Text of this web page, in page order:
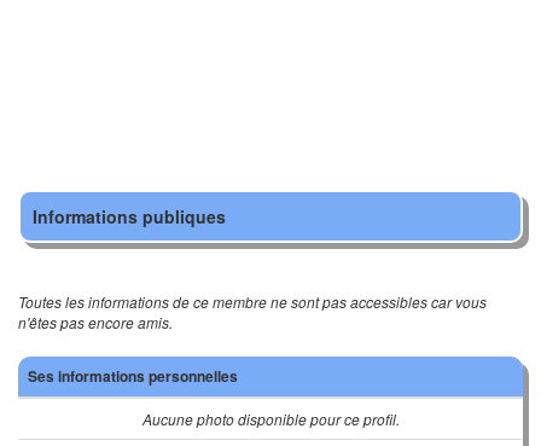
Informations publiques
Toutes les informations de ce membre ne sont pas accessibles car vous
n'êtes pas encore amis.
Ses informations personnelles
Aucune photo disponible pour ce profil.